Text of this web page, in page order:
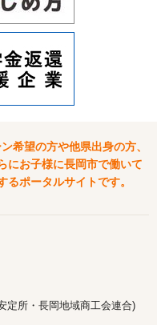
希望の方や他県出身の方、
にお子様に長岡市で働いて
ポータルサイトです。
定所・長岡地域商工会連合)